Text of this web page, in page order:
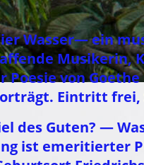
Wasser— ein
von
Eintritt
des Guten? —
ist emeritierter